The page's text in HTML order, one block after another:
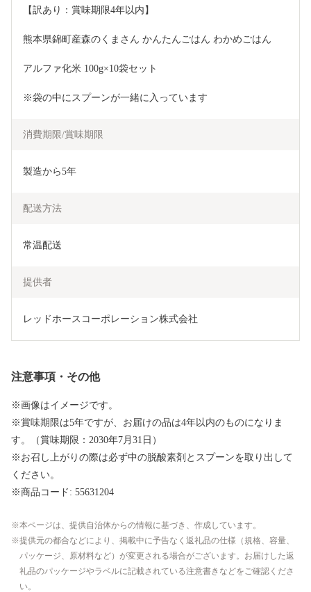
【訳あり：賞味期限4年以内】
熊本県錦町産森のくまさん かんたんごはん わかめごはん
アルファ化米 100g×10袋セット
※袋の中にスプーンが一緒に入っています
消費期限/賞味期限
製造から5年
配送方法
常温配送
提供者
レッドホースコーポレーション株式会社
注意事項・その他
※画像はイメージです。
※賞味期限は5年ですが、お届けの品は4年以内のものになりま
す。（賞味期限：2030年7月31日）
※お召し上がりの際は必ず中の脱酸素剤とスプーンを取り出して
ください。
※商品コード: 55631204
本ページは、提供自治体からの情報に基づき、作成しています。
提供元の都合などにより、掲載中に予告なく返礼品の仕様（規格、容量、
パッケージ、原材料など）が変更される場合がございます。お届けした返
礼品のパッケージやラベルに記載されている注意書きなどをご確認くださ
い。